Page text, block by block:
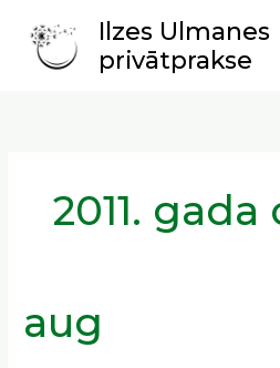
content
Ilzes Ulmanes
privātprakse
2011.
aug